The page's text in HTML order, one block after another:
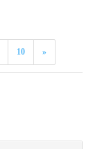
10 »